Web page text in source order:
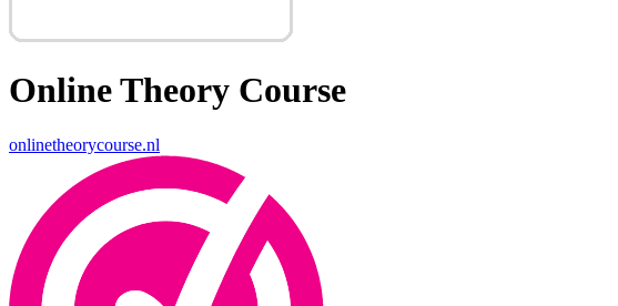
Online Theory Course
onlinetheorycourse.nl